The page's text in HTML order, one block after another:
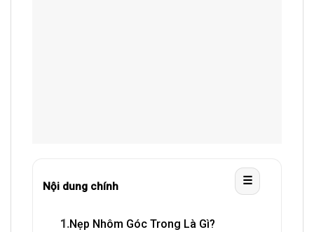
Nội dung chính ☰
1.Nẹp Nhôm Góc Trong Là Gì?